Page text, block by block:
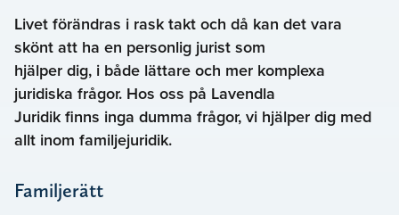
Livet förändras i rask takt och då kan det vara
skönt att ha en personlig jurist som
hjälper dig, i både lättare och mer komplexa
juridiska frågor. Hos oss på Lavendla
Juridik finns inga dumma frågor, vi hjälper dig med
allt inom familjejuridik.
Familjerätt